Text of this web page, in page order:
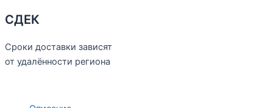
СДЕК
Сроки доставки зависят
от удалённости региона